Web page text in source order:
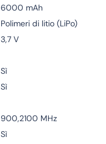
6000 mAh
Polimeri di litio (LiPo)
3,7 V
Sì
Sì
900,2100 MHz
Sì